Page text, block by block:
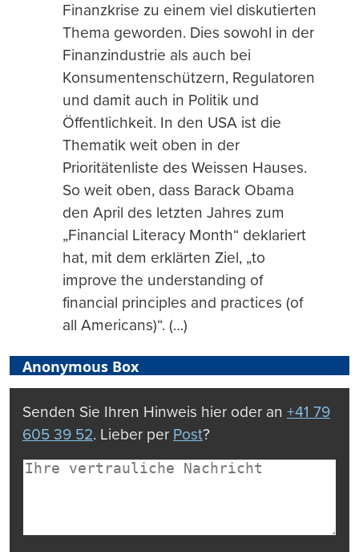
Finanzkrise zu einem viel diskutierten
Thema geworden. Dies sowohl in der
Finanzindustrie als auch bei
Konsumentenschützern, Regulatoren
und damit auch in Politik und
Öffentlichkeit. In den USA ist die
Thematik weit oben in der
Prioritätenliste des Weissen Hauses.
So weit oben, dass Barack Obama
den April des letzten Jahres zum
„Financial Literacy Month“ deklariert
hat, mit dem erklärten Ziel, „to
improve the understanding of
financial principles and practices (of
all Americans)“. (…)
Anonymous Box
Senden Sie Ihren Hinweis hier oder an +41 79
605 39 52. Lieber per Post?